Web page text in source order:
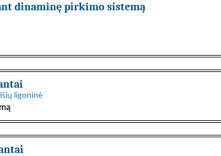
dinaminę pirkimo sistemą
ligoninė